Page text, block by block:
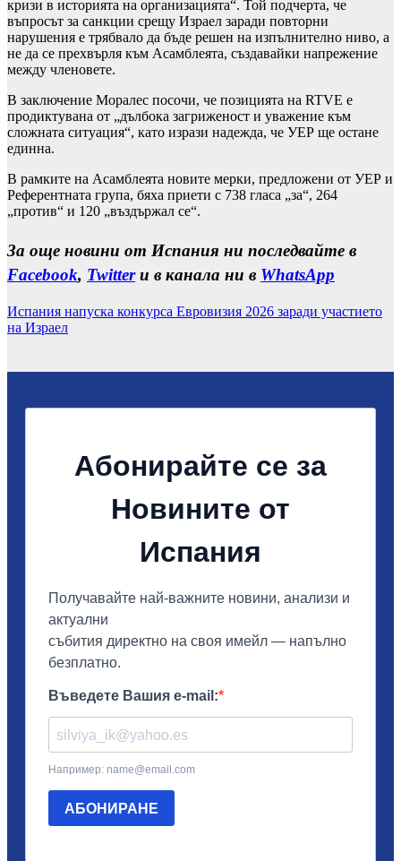
кризи в историята на организацията“. Той подчерта, че
въпросът за санкции срещу Израел заради повторни
нарушения е трябвало да бъде решен на изпълнително ниво, а
не да се прехвърля към Асамблеята, създавайки напрежение
между членовете.
В заключение Моралес посочи, че позицията на RTVE е
продиктувана от „дълбока загриженост и уважение към
сложната ситуация“, като изрази надежда, че УЕР ще остане
единна.
В рамките на Асамблеята новите мерки, предложени от УЕР и
Референтната група, бяха приети с 738 гласа „за“, 264
„против“ и 120 „въздържал се“.
За още новини от Испания ни последвайте в
Facebook, Twitterи в канала ни в WhatsApp
Испания напуска конкурса Евровизия 2026 заради участието
на Израел